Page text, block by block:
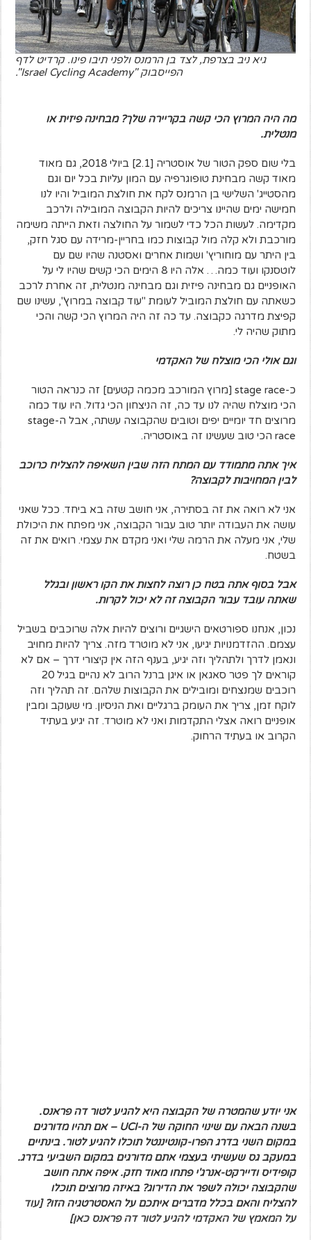
גיא ניב בצרפת, לצד בן הרמנס ולפני תיבו פינו. קרדיט לדף
הפייסבוק "Israel Cycling Academy".
מה היה המרוץ הכי קשה בקריירה שלך? מבחינה פיזית או
מנטלית.
בלי שום ספק הטור של אוסטריה [2.1] ביולי 2018, גם מאוד
מאוד קשה מבחינת טופוגרפיה עם המון עליות בכל יום וגם
מהסטייג' השלישי בן הרמנס לקח את חולצת המוביל והיו לנו
חמישה ימים שהיינו צריכים להיות הקבוצה המובילה ולרכב
מקדימה. לעשות הכל כדי לשמור על החולצה וזאת הייתה משימה
מורכבת ולא קלה מול קבוצות כמו בחריין-מרידה עם סגל חזק,
בין היתר עם מוחוריץ' ושמות אחרים ואסטנה שהיו שם עם
לוטסנקו ועוד כמה… אלה היו 8 הימים הכי קשים שהיו לי על
האופניים גם מבחינה פיזית וגם מבחינה מנטלית, זה אחרת לרכב
כשאתה עם חולצת המוביל לעומת "עוד קבוצה במרוץ", עשינו שם
קפיצת מדרגה כקבוצה. עד כה זה היה המרוץ הכי קשה והכי
מתוק שהיה לי.
וגם אולי הכי מוצלח של האקדמי
כ-stage race [מרוץ המורכב מכמה קטעים] זה כנראה הטור
הכי מוצלח שהיה לנו עד כה, זה הניצחון הכי גדול. היו עוד כמה
מרוצים חד יומיים יפים וטובים שהקבוצה עשתה, אבל ה-stage
race הכי טוב שעשינו זה באוסטריה.
איך אתה מתמודד עם המתח הזה שבין השאיפה להצליח כרוכב
לבין המחויבות לקבוצה?
אני לא רואה את זה בסתירה, אני חושב שזה בא ביחד. ככל שאני
עושה את העבודה יותר טוב עבור הקבוצה, אני מפתח את היכולת
שלי, אני מעלה את הרמה שלי ואני מקדם את עצמי. רואים את זה
בשטח.
אבל בסוף אתה בטח כן רוצה לחצות את הקו ראשון ובגלל
שאתה עובד עבור הקבוצה זה לא יכול לקרות.
נכון, אנחנו ספורטאים הישגיים ורוצים להיות אלה שרוכבים בשביל
עצמם. ההזדמנויות יגיעו, אני לא מוטרד מזה. צריך להיות מחויב
ונאמן לדרך ולתהליך וזה יגיע, בענף הזה אין קיצורי דרך – אם לא
קוראים לך פטר סאגאן או איגן ברנל הרוב לא נהיים בגיל 20
רוכבים שמנצחים ומובילים את הקבוצות שלהם. זה תהליך וזה
לוקח זמן, צריך את העומק ברגליים ואת הניסיון. מי שעוקב ומבין
אופניים רואה אצלי התקדמות ואני לא מוטרד. זה יגיע בעתיד
הקרוב או בעתיד הרחוק.
אני יודע שהמטרה של הקבוצה היא להגיע לטור דה פראנס.
בשנה הבאה עם שינוי החוקה של ה-UCI – אם תהיו מדורגים
במקום השני בדרג הפרו-קונטיננטל תוכלו להגיע לטור. בינתיים
במעקב גס שעשיתי בעצמי אתם מדורגים במקום השביעי בדרג.
קופידיס ודיירקט-אנרג'י פתחו מאוד חזק. איפה אתה חושב
שהקבוצה יכולה לשפר את הדירוג? באיזה מרוצים תוכלו
להצליח והאם בכלל מדברים איתכם על האסטרטגיה הזו? [עוד
על המאמץ של האקדמי להגיע לטור דה פראנס כאן]